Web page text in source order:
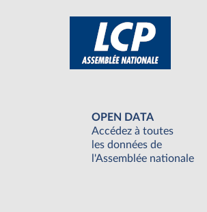
OPEN DATA
Accédez à toutes
les données de
l'Assemblée nationale